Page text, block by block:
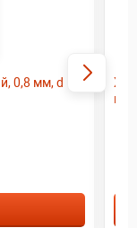
0,8 мм, d
мм